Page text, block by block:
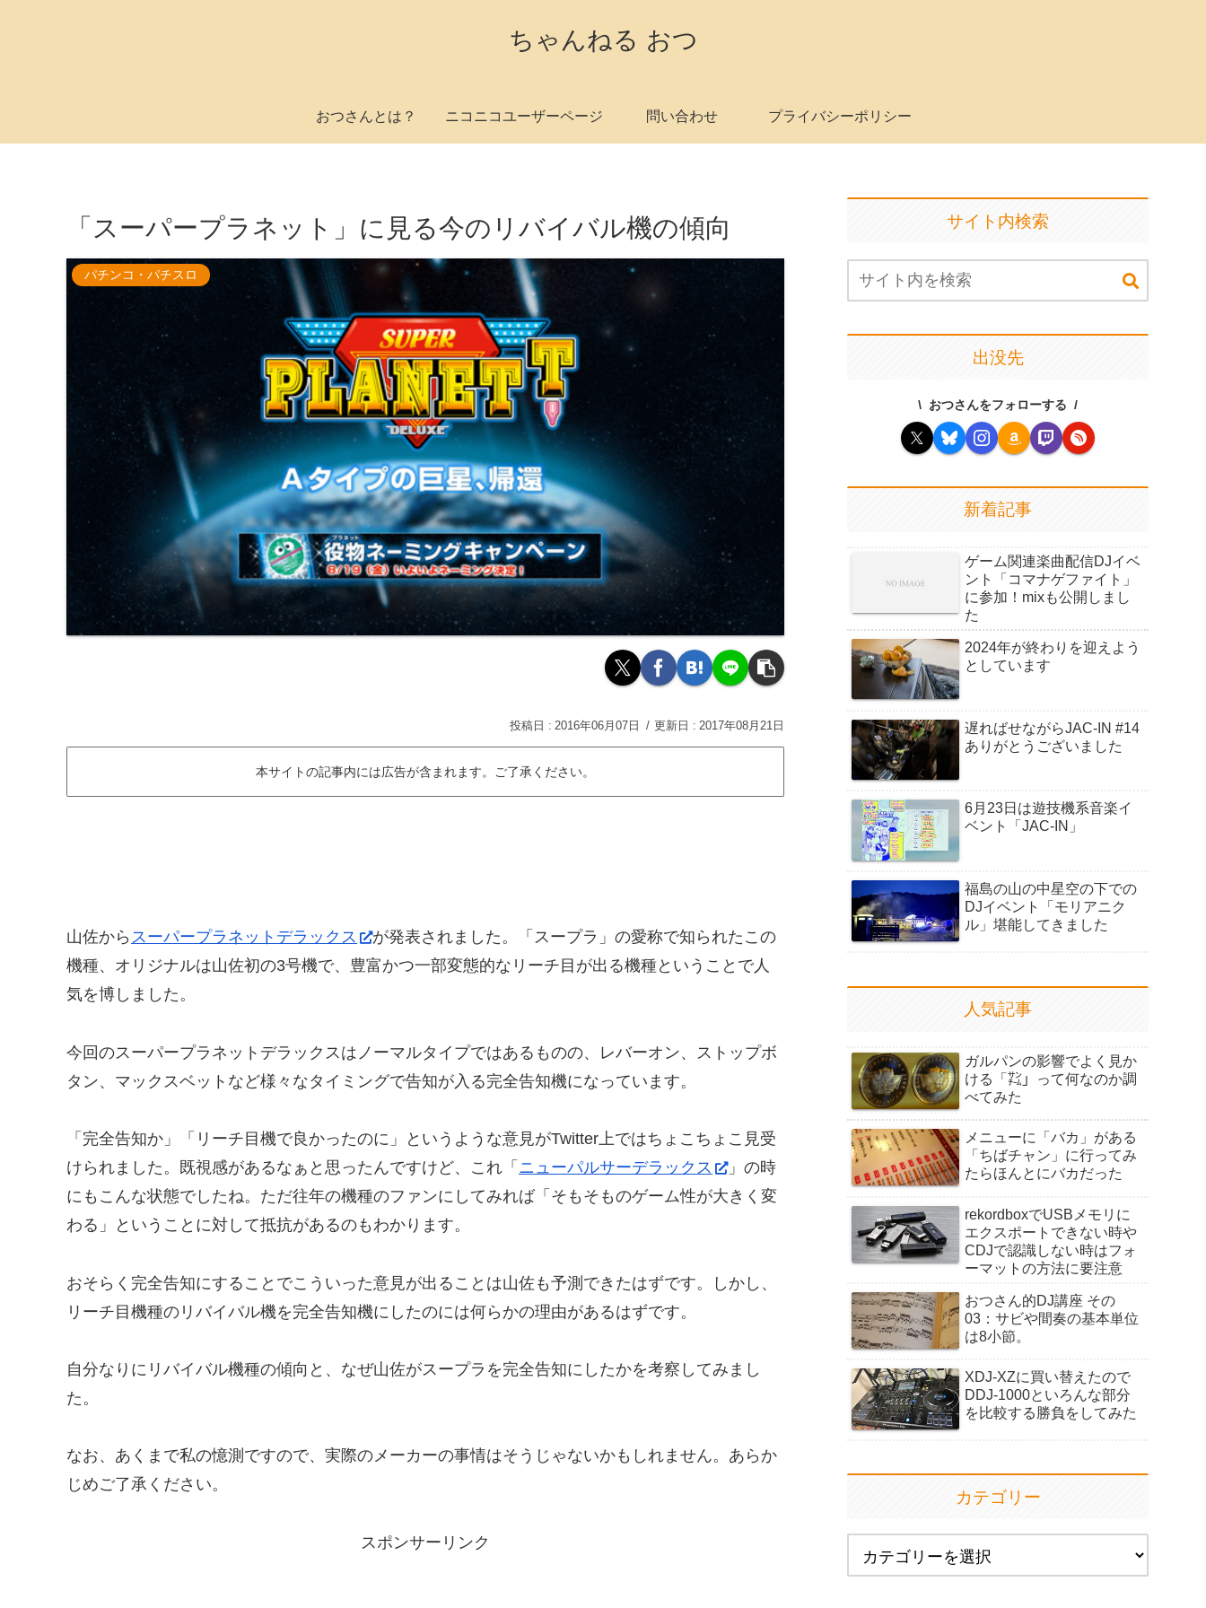
ちゃんねる おつ
おつさんとは？ ニコニコユーザーページ 問い合わせ プライバシーポリシー
「スーパープラネット」に見る今のリバイバル機の傾向
パチンコ・パチスロ
2016年06月07日 2017年08月21日
本サイトの記事内には広告が含まれます。ご了承ください。
山佐から スーパープラネットデラックス
が発表されました。「スープラ」の愛称で知られたこの
機種、オリジナルは山佐初の3号機で、豊富かつ一部変態的なリーチ目が出る機種ということで人
気を博しました。
今回のスーパープラネットデラックスはノーマルタイプではあるものの、レバーオン、ストップボ
タン、マックスベットなど様々なタイミングで告知が入る完全告知機になっています。
「完全告知か」「リーチ目機で良かったのに」というような意見がTwitter上ではちょこちょこ見受
けられました。既視感があるなぁと思ったんですけど、これ「 ニューパルサーデラックス
」の時
にもこんな状態でしたね。ただ往年の機種のファンにしてみれば「そもそものゲーム性が大きく変
わる」ということに対して抵抗があるのもわかります。
おそらく完全告知にすることでこういった意見が出ることは山佐も予測できたはずです。しかし、
リーチ目機種のリバイバル機を完全告知機にしたのには何らかの理由があるはずです。
自分なりにリバイバル機種の傾向と、なぜ山佐がスープラを完全告知にしたかを考察してみまし
た。
なお、あくまで私の憶測ですので、実際のメーカーの事情はそうじゃないかもしれません。あらか
じめご了承ください。
スポンサーリンク
サイト内検索
出没先
おつさんをフォローする
新着記事
ゲーム関連楽曲配信DJイベ
ント「コマナゲファイト」
に参加！mixも公開しまし
た
2024年が終わりを迎えよう
としています
遅ればせながらJAC-IN #14
ありがとうございました
6月23日は遊技機系音楽イ
ベント「JAC-IN」
福島の山の中星空の下での
DJイベント「モリアニク
ル」堪能してきました
人気記事
ガルパンの影響でよく見か
ける「㌠」って何なのか調
べてみた
メニューに「バカ」がある
「ちばチャン」に行ってみ
たらほんとにバカだった
rekordboxでUSBメモリに
エクスポートできない時や
CDJで認識しない時はフォ
ーマットの方法に要注意
おつさん的DJ講座 その
03：サビや間奏の基本単位
は8小節。
XDJ-XZに買い替えたので
DDJ-1000といろんな部分
を比較する勝負をしてみた
カテゴリー